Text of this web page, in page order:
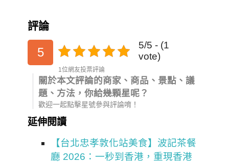
評論
5
5/5 - (1
vote)
1位網友投票評論
關於本文評論的商家、商品、景點、議
題、方法，你給幾顆星呢？
歡迎一起點擊星號參與評論唷！
延伸閱讀
【台北忠孝敦化站美食】波記茶餐
廳 2026：一秒到香港，重現香港